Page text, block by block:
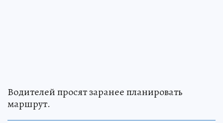
Водителей просят заранее планировать
маршрут.